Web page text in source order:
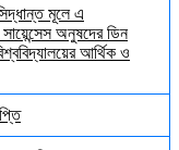
মূলে এ
সায়েন্সেস অনুষদের ডিন
আর্থিক ও